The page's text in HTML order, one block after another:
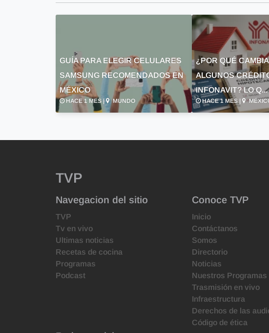
GUÍA PARA ELEGIR CELULARES
SAMSUNG RECOMENDADOS EN
MÉXICO
HACE 1 MES | MUNDO
¿POR QUÉ
ALGUNOS
INFONAVIT? LO Q...
HACE 1 MES |
TVP
Navegacion del sitio
TVP
Tv en vivo
Ultimas noticias
Recetas de cocina
Programas
Podcast
Conoce TVP
Inicio
Contáctanos
Somos
Directorio
Noticias
Nuestros Programas
Trasmisión en vivo
Infraestructura
Derechos de las
Código de ética